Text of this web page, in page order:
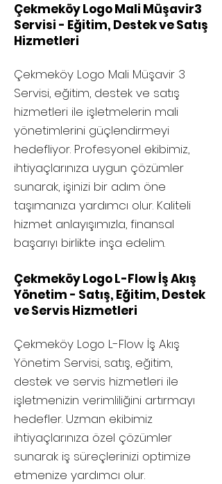
Çekmeköy Logo Mali Müşavir3
Servisi - Eğitim, Destek ve Satış
Hizmetleri
Çekmeköy Logo Mali Müşavir 3
Servisi, eğitim, destek ve satış
hizmetleri ile işletmelerin mali
yönetimlerini güçlendirmeyi
hedefliyor. Profesyonel ekibimiz,
ihtiyaçlarınıza uygun çözümler
sunarak, işinizi bir adım öne
taşımanıza yardımcı olur. Kaliteli
hizmet anlayışımızla, finansal
başarıyı birlikte inşa edelim.
Çekmeköy Logo L-Flow İş Akış
Yönetim - Satış, Eğitim, Destek
ve Servis Hizmetleri
Çekmeköy Logo L-Flow İş Akış
Yönetim Servisi, satış, eğitim,
destek ve servis hizmetleri ile
işletmenizin verimliliğini artırmayı
hedefler. Uzman ekibimiz
ihtiyaçlarınıza özel çözümler
sunarak iş süreçlerinizi optimize
etmenize yardımcı olur.